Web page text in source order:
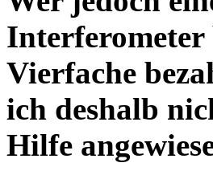
Interferometer
Vierfache
ich deshalb
Hilfe